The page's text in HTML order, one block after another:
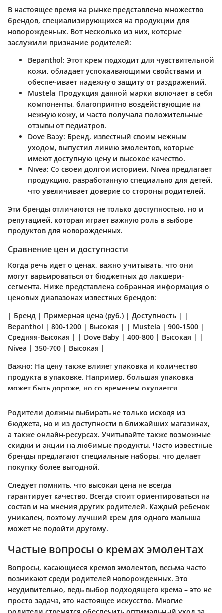
В настоящее время на рынке представлено множество
брендов, специализирующихся на продукции для
новорожденных. Вот несколько из них, которые
заслужили признание родителей:
Bepanthol: Этот крем подходит для чувствительной
кожи, обладает успокаивающими свойствами и
обеспечивает надежную защиту от раздражений.
Mustela: Продукция данной марки включает в себя
компоненты, благоприятно воздействующие на
нежную кожу, и часто получала положительные
отзывы от педиатров.
Dove Baby: Бренд, известный своим нежным
уходом, выпустил линию эмолентов, которые
имеют доступную цену и высокое качество.
Nivea: Со своей долгой историей, Nivea предлагает
продукцию, разработанную специально для детей,
что увеличивает доверие со стороны родителей.
Эти бренды отличаются не только доступностью, но и
репутацией, которая играет важную роль в выборе
продуктов для новорожденных.
Сравнение цен и доступности
Когда речь идет о ценах, важно учитывать, что они
могут варьироваться от бюджетных до лакшери-
сегмента. Ниже представлена собранная информация о
ценовых диапазонах известных брендов:
| Бренд | Примерная цена (руб.) | Доступность | |
Bepanthol | 800-1200 | Высокая | | Mustela | 900-1500 |
Средняя-Высокая | | Dove Baby | 400-800 | Высокая | |
Nivea | 350-700 | Высокая |
Важно: На цену также влияет упаковка и количество
продукта в упаковке. Например, большая упаковка
может быть дороже, но со временем окупается.
Родители должны выбирать не только исходя из
бюджета, но и из доступности в ближайших магазинах,
а также онлайн-ресурсах. Учитывайте также возможные
скидки и акции на любимые продукты. Часто известные
бренды предлагают специальные наборы, что делает
покупку более выгодной.
Следует помнить, что высокая цена не всегда
гарантирует качество. Всегда стоит ориентироваться на
состав и на мнения других родителей. Каждый ребенок
уникален, поэтому лучший крем для одного малыша
может не подойти другому.
Частые вопросы о кремах эмолентах
Вопросы, касающиеся кремов эмолентов, весьма часто
возникают среди родителей новорожденных. Это
неудивительно, ведь выбор подходящего крема – это не
просто задача, это настоящее искусство. Многие